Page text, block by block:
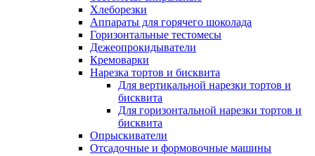
Хлеборезки
Аппараты для горячего шоколада
Горизонтальные тестомесы
Дежеопрокидыватели
Кремоварки
Нарезка тортов и бисквита
Для вертикальной нарезки тортов и
бисквита
Для горизонтальной нарезки тортов и
бисквита
Опрыскиватели
Отсадочные и формовочные машины